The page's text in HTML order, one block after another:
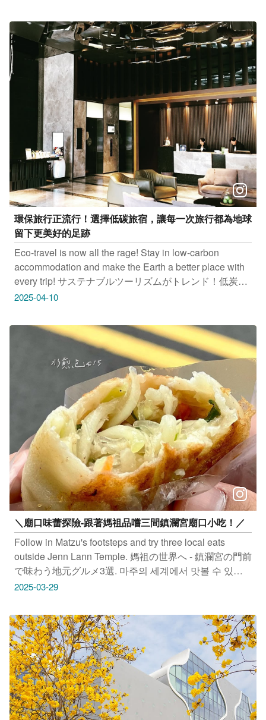
里區月眉東路一段185號 #閃動格子CyberCube-台中旗艦
店 地址：台中市西區英才路427號 #Air-Gene空氣基因彈
翻健身育樂中心 地址：台中市南屯區龍富路四段439號
感謝IG網友 @ly18_food 、@cybercubejump_taichung
麗寶國際賽車場 提供授權美照 只要Tag@taichungtravels
就有機會讓你的美照在大玩台中FB、IG、微博及臺中觀
光旅遊網上曝光喔！ #taichungtravels #travel #scenery
#Landscape #taiwan #taichung #discovertaichung #여
행 #풍경 #観光 #旅行 #風景 #台中 #大玩台中 #台中景點
#打卡景點 #台中風景 #台中旅遊
環保旅行正流行！選擇低碳旅宿，讓每一次旅行都為地球
留下更美好的足跡
Eco-travel is now all the rage! Stay in low-carbon
accommodation and make the Earth a better place with
every trip! サステナブルツーリズムがトレンド！低炭素
ホテルを選んで、地球により良い足跡を残そう。 친환
번 여행할 때마다 지구에 더 아름다운 흔적을 남겨보세요.
#璞樹文旅 Treeart Hotel 地址：台中市西屯區黎明路三段
235號 #浮雲客棧 地址：台中市西屯區西安街277巷59號
#葉綠宿(一中館) 地址：台中市北區雙十路一段89號 感謝
IG網友 @eanchen 提供授權美照 只要
Tag@taichungtravels 就有機會讓你的美照在大玩台中
FB、IG、微博及臺中觀光旅遊網上曝光喔！
#taichungtravels #travel #scenery #Landscape #taiwan
#taichung #discovertaichung #여행 #풍경 #観光 #旅行 #
風景 #台中 #大玩台中 #台中景點 #打卡景點 #台中風景 #
台中旅遊‌‌‌ #低碳旅宿 #台中住宿 #璞樹文旅 #浮雲客棧 #
葉綠宿
2025-04-10
＼廟口味蕾探險-跟著媽祖品嚐三間鎮瀾宮廟口小吃！／
Follow in Matzu's footsteps and try three local eats
outside Jenn Lann Temple. 媽祖の世界へ - 鎮瀾宮の門前
で味わう地元グルメ3選. 마주의 세계에서 맛볼 수 있는
전란궁 사당 근처 3곳의 지역 미식. #一品香水煎包 地
市大甲區蔣公路121號 #嘉家樂肉丸 地址：台中市大甲區
蔣公路166號 感謝IG網友 @@bape0517 @_eatingshan_
@niuniu_cute_8_baby 授權提供美照 只要
Tag@taichungtravels 就有機會讓你的美照在大玩台中
FB、IG、微博及臺中觀光旅遊網上曝光喔！
#taichungtravels #travel #scenery #Landscape #taiwan
#taichung #discovertaichung #여행 #풍경 #観光 #旅行 #
風景 #台中 #大玩台中 #台中景點 #打卡景點 #台中風景 #
2025-03-29